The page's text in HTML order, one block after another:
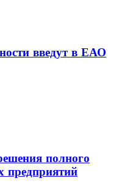
введут в ЕАО
полного